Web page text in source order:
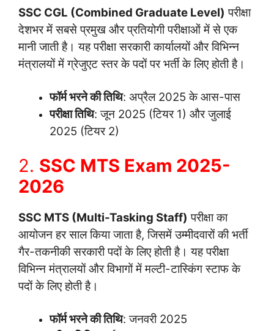
SSC CGL (Combined Graduate Level) परीक्षा
देशभर में सबसे प्रमुख और प्रतियोगी परीक्षाओं में से एक
मानी जाती है। यह परीक्षा सरकारी कार्यालयों और विभिन्न
मंत्रालयों में ग्रेजुएट स्तर के पदों पर भर्ती के लिए होती है।
फॉर्म भरने की तिथि: अप्रैल 2025 के आस-पास
परीक्षा तिथि: जून 2025 (टियर 1) और जुलाई
2025 (टियर 2)
2. SSC MTS Exam 2025-
2026
SSC MTS (Multi-Tasking Staff) परीक्षा का
आयोजन हर साल किया जाता है, जिसमें उम्मीदवारों की भर्ती
गैर-तकनीकी सरकारी पदों के लिए होती है। यह परीक्षा
विभिन्न मंत्रालयों और विभागों में मल्टी-टास्किंग स्टाफ के
पदों के लिए होती है।
फॉर्म भरने की तिथि: जनवरी 2025